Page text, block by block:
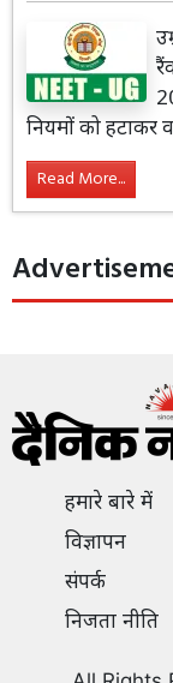
नियमों को हटाकर
Read More...
हमारे बारे में
विज्ञापन
संपर्क
निजता नीति